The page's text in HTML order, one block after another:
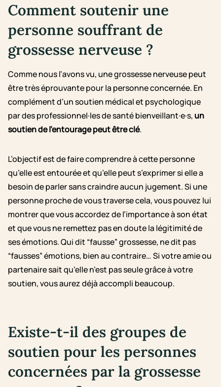
Comment soutenir une
personne souffrant de
grossesse nerveuse ?
Comme nous l’avons vu, une grossesse nerveuse peut
être très éprouvante pour la personne concernée. En
complément d’un soutien médical et psychologique
par des professionnel·les de santé bienveillant·e·s, un
soutien de l’entourage peut être clé.
L’objectif est de faire comprendre à cette personne
qu’elle est entourée et qu’elle peut s’exprimer si elle a
besoin de parler sans craindre aucun jugement. Si une
personne proche de vous traverse cela, vous pouvez lui
montrer que vous accordez de l’importance à son état
et que vous ne remettez pas en doute la légitimité de
ses émotions. Qui dit “fausse” grossesse, ne dit pas
“fausses” émotions, bien au contraire… Si votre amie ou
partenaire sait qu’elle n’est pas seule grâce à votre
soutien, vous aurez déjà accompli beaucoup.
Existe-t-il des groupes de
soutien pour les personnes
concernées par la grossesse